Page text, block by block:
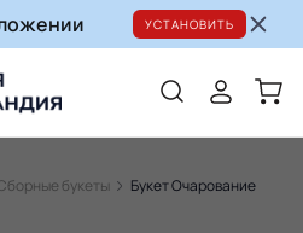
УСТАНОВИТЬ
букеты Букет Очарование